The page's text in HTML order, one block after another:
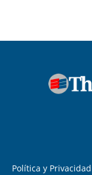
Política y Privacidad